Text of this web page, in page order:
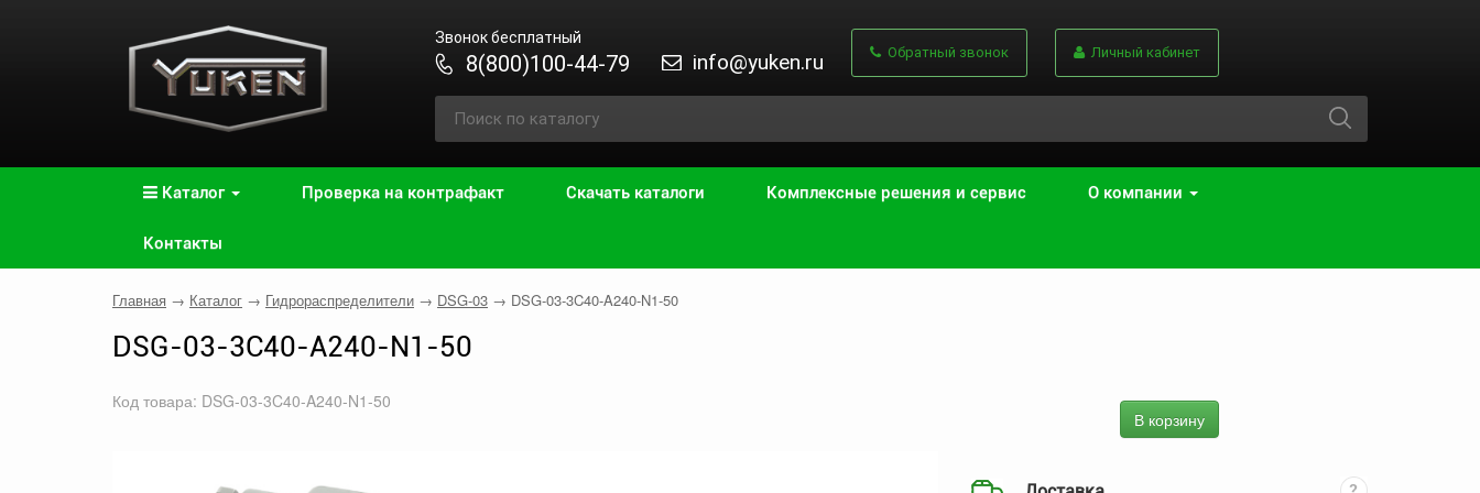
Звонок бесплатный
8(800)100-44-79 info@yuken.ru Обратный звонок Личный кабинет
Каталог Проверка на контрафакт Скачать каталоги Комплексные решения и сервис О компании
Контакты
Главная → Каталог → Гидрораспределители → DSG-03 → DSG-03-3C40-A240-N1-50
DSG-03-3C40-A240-N1-50
Код товара: DSG-03-3C40-A240-N1-50
В корзину